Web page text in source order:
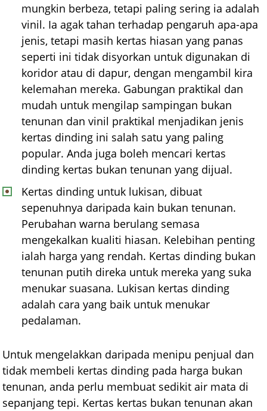
mungkin berbeza, tetapi paling sering ia adalah
vinil. Ia agak tahan terhadap pengaruh apa-apa
jenis, tetapi masih kertas hiasan yang panas
seperti ini tidak disyorkan untuk digunakan di
koridor atau di dapur, dengan mengambil kira
kelemahan mereka. Gabungan praktikal dan
mudah untuk mengilap sampingan bukan
tenunan dan vinil praktikal menjadikan jenis
kertas dinding ini salah satu yang paling
popular. Anda juga boleh mencari kertas
dinding kertas bukan tenunan yang dijual.
Kertas dinding untuk lukisan, dibuat
sepenuhnya daripada kain bukan tenunan.
Perubahan warna berulang semasa
mengekalkan kualiti hiasan. Kelebihan penting
ialah harga yang rendah. Kertas dinding bukan
tenunan putih direka untuk mereka yang suka
menukar suasana. Lukisan kertas dinding
adalah cara yang baik untuk menukar
pedalaman.
Untuk mengelakkan daripada menipu penjual dan
tidak membeli kertas dinding pada harga bukan
tenunan, anda perlu membuat sedikit air mata di
sepanjang tepi. Kertas kertas bukan tenunan akan